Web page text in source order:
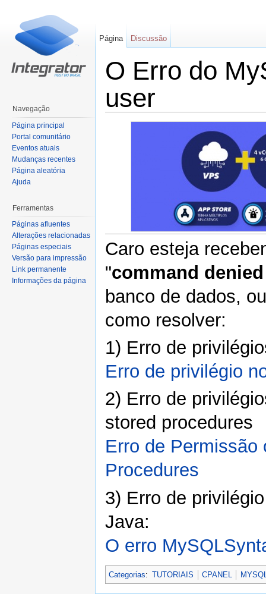
O Erro do
user
Caro esteja
"command
banco de dados,
como resolver:
1) Erro de
Erro de privilégio
2) Erro de
stored procedures
Erro de
Procedures
3) Erro de
Java:
O erro
Categorias: TUTORIAIS CPANEL
Página Discussão
Navegação
Página principal
Portal comunitário
Eventos atuais
Mudanças recentes
Página aleatória
Ajuda
Ferramentas
Páginas afluentes
Alterações relacionadas
Páginas especiais
Versão para impressão
Link permanente
Informações da página